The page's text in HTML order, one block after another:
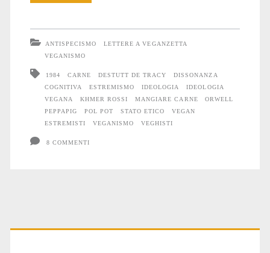
ANTISPECISMO
LETTERE A VEGANZETTA
VEGANISMO
1984 CARNE DESTUTT DE TRACY
DISSONANZA
COGNITIVA
ESTREMISMO IDEOLOGIA
IDEOLOGIA
VEGANA
KHMER ROSSI MANGIARE CARNE
ORWELL
PEPPAPIG
POL POT STATO ETICO
VEGAN
ESTREMISTI
VEGANISMO VEGHISTI
8 COMMENTI
Primary